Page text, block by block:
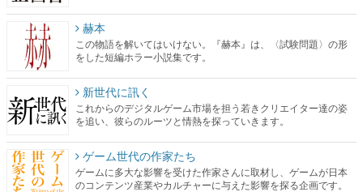
赫本
この物語を解いてはいけない。『赫本』は、〈試験問題〉の形
をした短編ホラー小説集です。
新世代に訊く
これからのデジタルゲーム市場を担う若きクリエイター達の姿
を追い、彼らのルーツと情熱を探っていきます。
ゲーム世代の作家たち
ゲームに多大な影響を受けた作家さんに取材し、ゲームが日本
のコンテンツ産業やカルチャーに与えた影響を探る企画です。